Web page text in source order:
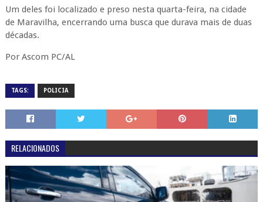
Um deles foi localizado e preso nesta quarta-feira, na cidade
de Maravilha, encerrando uma busca que durava mais de duas
décadas.
Por Ascom PC/AL
TAGS: POLICIA
RELACIONADOS